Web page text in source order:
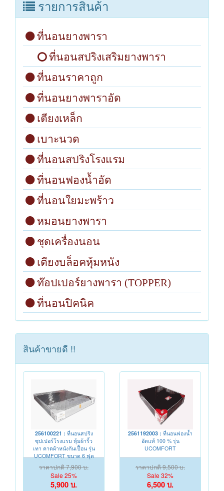
รายการสินค้า
ที่นอนยางพารา
ที่นอนสปริงเสริมยางพารา
ที่นอนราคาถูก
ที่นอนยางพาราอัด
เตียงเหล็ก
เบาะนวด
ที่นอนสปริงโรงแรม
ที่นอนฟองน้ำอัด
ที่นอนใยมะพร้าว
หมอนยางพารา
ชุดเครื่องนอน
เตียงบล็อคหุ้มหนัง
ท๊อปเปอร์ยางพารา (TOPPER)
ที่นอนปิคนิค
สินค้าขายดี !!
256100221 : ที่นอนสปริง
ซุปเปอร์โรงแรม หุ้มผ้าริ้ว
เทา คาดผ้าหนังกันเปื้อน รุ่น
UCOMFORT ขนาด 6 ฟุต
หนา 9 นิ้ว
ราคาปกติ 7,900 บ.
Sale 25%
5,900 บ.
2561192003 : ที่นอนฟองน้ำ
อัดแท้ 100 % รุ่น
UCOMFORT
ราคาปกติ 9,500 บ.
Sale 32%
6,500 บ.